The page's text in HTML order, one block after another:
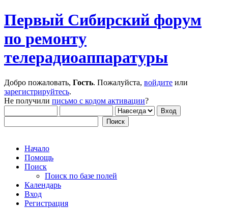
Первый Сибирский форум
по ремонту
телерадиоаппаратуры
Добро пожаловать, Гость. Пожалуйста, войдите или
зарегистрируйтесь.
Не получили письмо с кодом активации?
Начало
Помощь
Поиск
Поиск по базе полей
Календарь
Вход
Регистрация